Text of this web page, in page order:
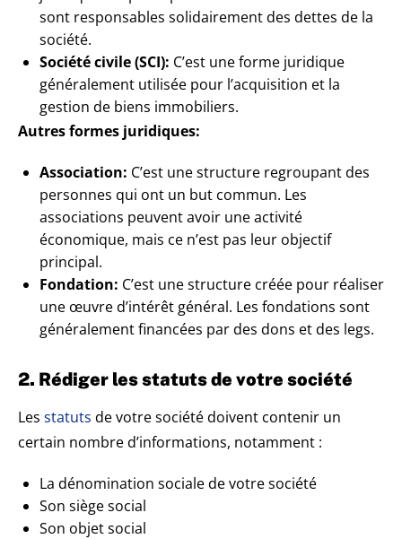
sont responsables solidairement des dettes de la
société.
Société civile (SCI): C’est une forme juridique
généralement utilisée pour l’acquisition et la
gestion de biens immobiliers.
Autres formes juridiques:
Association: C’est une structure regroupant des
personnes qui ont un but commun. Les
associations peuvent avoir une activité
économique, mais ce n’est pas leur objectif
principal.
Fondation: C’est une structure créée pour réaliser
une œuvre d’intérêt général. Les fondations sont
généralement financées par des dons et des legs.
2. Rédiger les statuts de votre société
Les statuts de votre société doivent contenir un
certain nombre d’informations, notamment :
La dénomination sociale de votre société
Son siège social
Son objet social